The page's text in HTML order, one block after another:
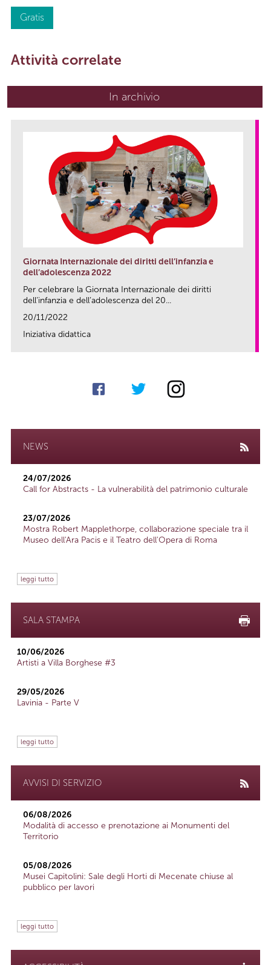
Gratis
Attività correlate
In archivio
Giornata Internazionale dei diritti dell’infanzia e
dell’adolescenza 2022
Per celebrare la Giornata Internazionale dei diritti
dell’infanzia e dell’adolescenza del 20...
20/11/2022
Iniziativa didattica
NEWS
24/07/2026
Call for Abstracts - La vulnerabilità del patrimonio culturale
23/07/2026
Mostra Robert Mapplethorpe, collaborazione speciale tra il
Museo dell'Ara Pacis e il Teatro dell'Opera di Roma
leggi tutto
SALA STAMPA
10/06/2026
Artisti a Villa Borghese #3
29/05/2026
Lavinia - Parte V
leggi tutto
AVVISI DI SERVIZIO
06/08/2026
Modalità di accesso e prenotazione ai Monumenti del
Territorio
05/08/2026
Musei Capitolini: Sale degli Horti di Mecenate chiuse al
pubblico per lavori
leggi tutto